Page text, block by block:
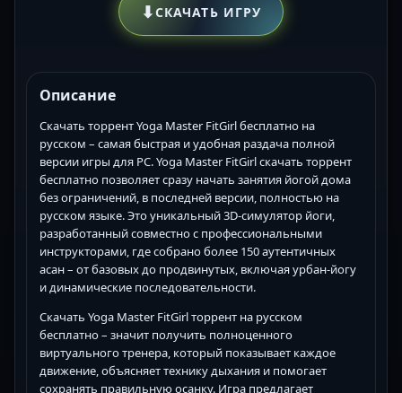
⬇СКАЧАТЬ ИГРУ
Описание
Скачать торрент Yoga Master FitGirl бесплатно на
русском – самая быстрая и удобная раздача полной
версии игры для PC. Yoga Master FitGirl скачать торрент
бесплатно позволяет сразу начать занятия йогой дома
без ограничений, в последней версии, полностью на
русском языке. Это уникальный 3D-симулятор йоги,
разработанный совместно с профессиональными
инструкторами, где собрано более 150 аутентичных
асан – от базовых до продвинутых, включая урбан-йогу
и динамические последовательности.
Скачать Yoga Master FitGirl торрент на русском
бесплатно – значит получить полноценного
виртуального тренера, который показывает каждое
движение, объясняет технику дыхания и помогает
сохранять правильную осанку. Игра предлагает